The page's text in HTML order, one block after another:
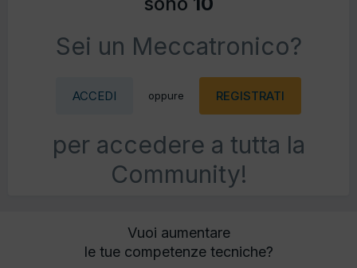
Sei un Meccatronico?
ACCEDI oppure REGISTRATI
per accedere a tutta la
Community!
Vuoi aumentare
le tue competenze tecniche?